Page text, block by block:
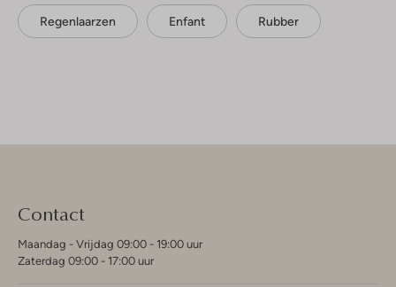
Regenlaarzen Enfant Rubber
Contact
Maandag - Vrijdag 09:00 - 19:00 uur
Zaterdag 09:00 - 17:00 uur